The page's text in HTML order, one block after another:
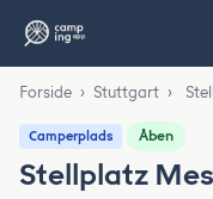
Forside › Stuttgart ›
Camperplads Åben
Stellplatz